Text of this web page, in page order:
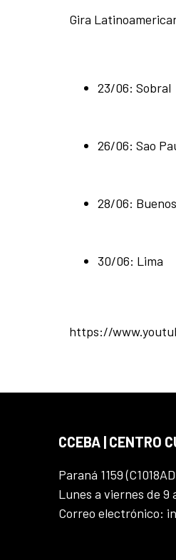
Gira
23/06: Sobral
26/06: Sao
28/06:
30/06: Lima
https://
CCEBA | CENTRO
Paraná 1159
Lunes a viernes de 9
Correo electrónico: